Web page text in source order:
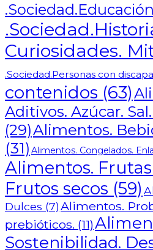
Curiosidades.
.Sociedad.Personas con
contenidos (63)
Aditivos. Azúcar.
(29)Alimentos.
(31) Alimentos. Congelados.
Alimentos.
Frutos secos (59)
Dulces (7)Alimentos.
prebióticos. (11)
Sostenibilidad.